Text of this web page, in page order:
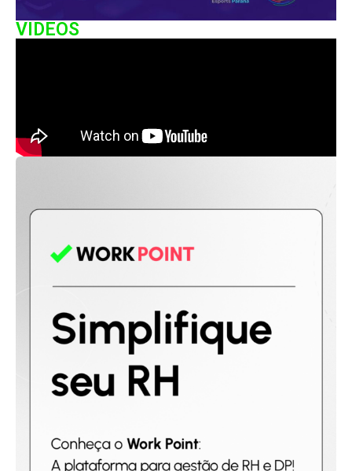
VIDEOS